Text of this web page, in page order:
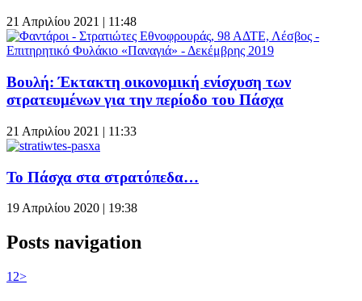
21 Απριλίου 2021 | 11:48
Βουλή: Έκτακτη οικονομική ενίσχυση των
στρατευμένων για την περίοδο του Πάσχα
21 Απριλίου 2021 | 11:33
Το Πάσχα στα στρατόπεδα…
19 Απριλίου 2020 | 19:38
Posts navigation
1 2>